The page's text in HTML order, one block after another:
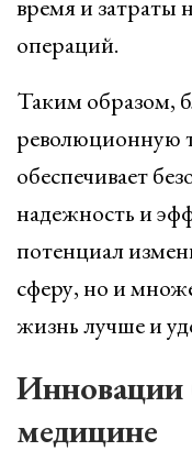
время и затраты
операций.
Таким образом,
революционную
обеспечивает
надежность и
потенциал
сферу, но и
жизнь лучше и
Инновации
медицине